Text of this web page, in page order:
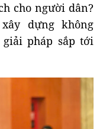
cho người dân?
dựng không
pháp sắp tới